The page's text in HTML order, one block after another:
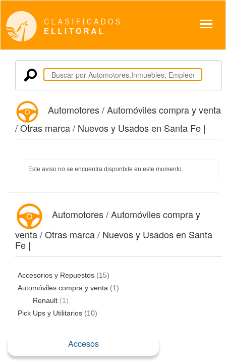
Automotores / Automóviles compra y venta
/ Otras marca / Nuevos y Usados en Santa Fe |
Este aviso no se encuentra disponbile en este momento.
Automotores / Automóviles compra y
venta / Otras marca / Nuevos y Usados en Santa
Fe |
Accesorios y Repuestos (15)
Automóviles compra y venta (1)
Renault (1)
Pick Ups y Utilitarios (10)
Accesos